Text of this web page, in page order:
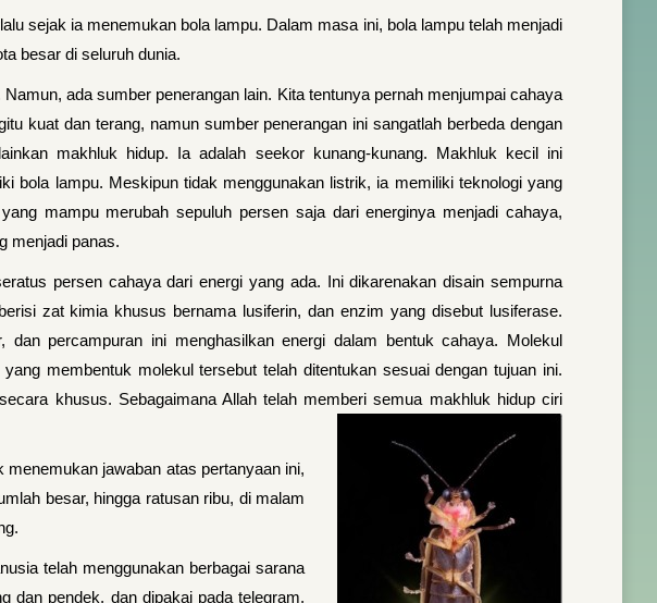
sejak ia menemukan bola lampu. Dalam masa ini, bola lampu telah menjadi
besar di seluruh dunia.
ada sumber penerangan lain. Kita tentunya pernah menjumpai cahaya
kuat dan terang, namun sumber penerangan ini sangatlah berbeda dengan
makhluk hidup. Ia adalah seekor kunang-kunang. Makhluk kecil ini
bola lampu. Meskipun tidak menggunakan listrik, ia memiliki teknologi yang
mampu merubah sepuluh persen saja dari energinya menjadi cahaya,
menjadi panas.
persen cahaya dari energi yang ada. Ini dikarenakan disain sempurna
zat kimia khusus bernama lusiferin, dan enzim yang disebut lusiferase.
percampuran ini menghasilkan energi dalam bentuk cahaya. Molekul
membentuk molekul tersebut telah ditentukan sesuai dengan tujuan ini.
khusus. Sebagaimana Allah telah memberi semua makhluk hidup ciri
jawaban atas pertanyaan ini,
besar, hingga ratusan ribu, di malam
telah menggunakan berbagai sarana
dan pendek, dan dipakai pada telegram.